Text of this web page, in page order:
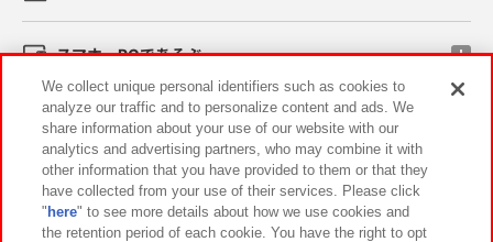
スマホ・PCであそぶ
イベント・キャンペーン
関連会社 サステナビリティ サイトポリシー
We collect unique personal identifiers such as cookies to
analyze our traffic and to personalize content and ads. We
share information about your use of our website with our
analytics and advertising partners, who may combine it with
other information that you have provided to them or that they
have collected from your use of their services. Please click
" here" to see more details about how we use cookies and
the retention period of each cookie. You have the right to opt